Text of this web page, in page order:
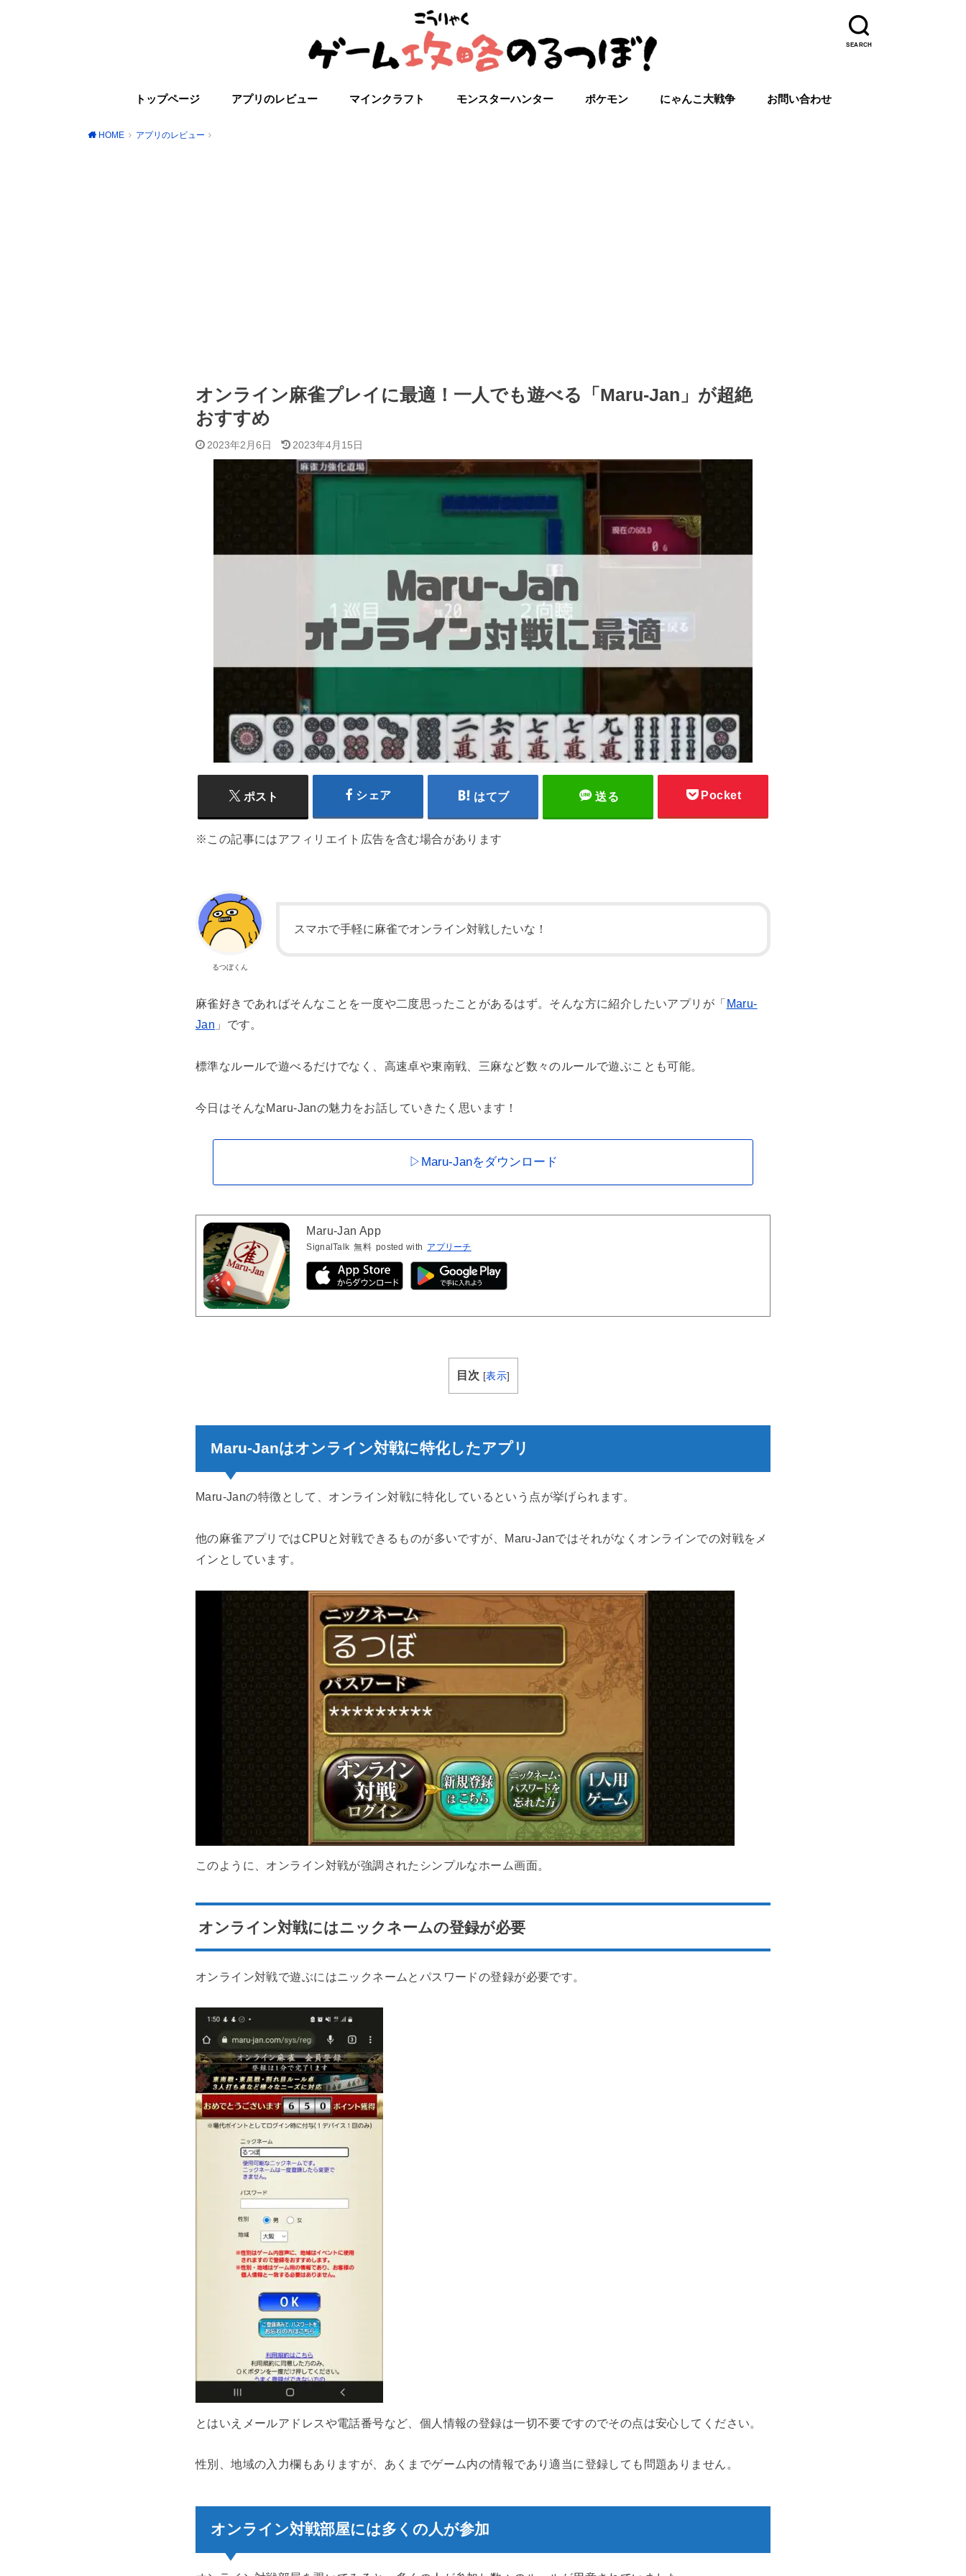
SEARCH
トップページ アプリのレビュー マインクラフト モンスターハンター ポケモン にゃんこ大戦争 お問い合わせ
HOME アプリのレビュー
オンライン麻雀プレイに最適！一人でも遊べる「Maru-Jan」が超絶
おすすめ
2023年2月6日 2023年4月15日
ポスト シェア はてブ 送る Pocket
※この記事にはアフィリエイト広告を含む場合があります
るつぼくん
スマホで手軽に麻雀でオンライン対戦したいな！
麻雀好きであればそんなことを一度や二度思ったことがあるはず。そんな方に紹介したいアプリが「Maru-
Jan 」です。
標準なルールで遊べるだけでなく、高速卓や東南戦、三麻など数々のルールで遊ぶことも可能。
今日はそんなMaru-Janの魅力をお話していきたく思います！
▷Maru-Janをダウンロード
Maru-Jan App
SignalTalk 無料 posted with アプリーチ
目次 [表示]
Maru-Janはオンライン対戦に特化したアプリ
Maru-Janの特徴として、オンライン対戦に特化しているという点が挙げられます。
他の麻雀アプリではCPUと対戦できるものが多いですが、Maru-Janではそれがなくオンラインでの対戦をメ
インとしています。
このように、オンライン対戦が強調されたシンプルなホーム画面。
オンライン対戦にはニックネームの登録が必要
オンライン対戦で遊ぶにはニックネームとパスワードの登録が必要です。
とはいえメールアドレスや電話番号など、個人情報の登録は一切不要ですのでその点は安心してください。
性別、地域の入力欄もありますが、あくまでゲーム内の情報であり適当に登録しても問題ありません。
オンライン対戦部屋には多くの人が参加